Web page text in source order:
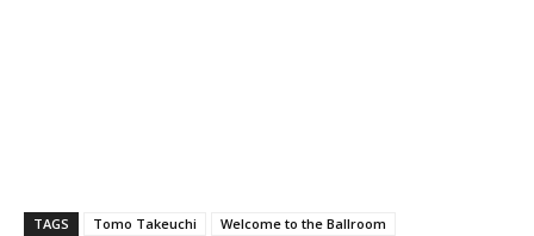
TAGS Tomo Takeuchi Welcome to the Ballroom